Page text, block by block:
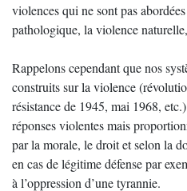
violences qui ne sont pas
pathologique, la violence
Rappelons cependant que nos
construits sur la violence
résistance de 1945, mai 1968,
réponses violentes mais
par la morale, le droit et selon la
en cas de légitime défense par
à l’oppression d’une tyrannie.